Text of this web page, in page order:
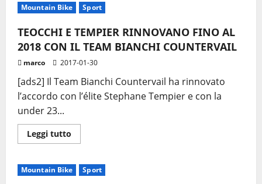
Mountain Bike Sport
TEOCCHI E TEMPIER RINNOVANO FINO AL
2018 CON IL TEAM BIANCHI COUNTERVAIL
marco 2017-01-30
[ads2] Il Team Bianchi Countervail ha rinnovato
l’accordo con l’élite Stephane Tempier e con la
under 23...
Leggi tutto
di
TEOCCHI
E
Mountain Bike Sport